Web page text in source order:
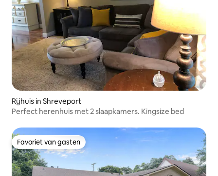
Rijhuis in Shreveport
Perfect herenhuis met 2 slaapkamers. Kingsize bed
Favoriet van gasten
Favoriet van gasten